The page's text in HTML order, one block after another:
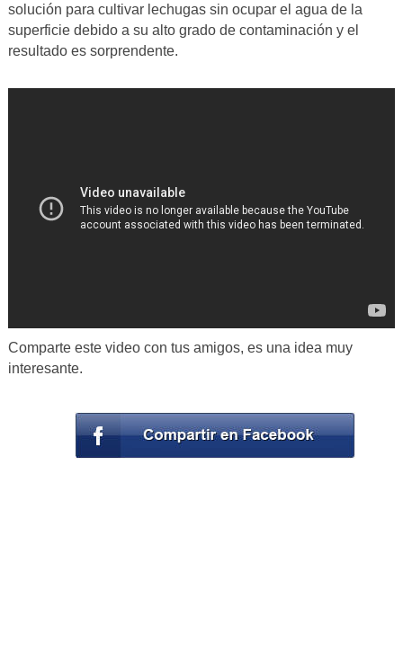
solución para cultivar lechugas sin ocupar el agua de la
superficie debido a su alto grado de contaminación y el
resultado es sorprendente.
Comparte este video con tus amigos, es una idea muy
interesante.